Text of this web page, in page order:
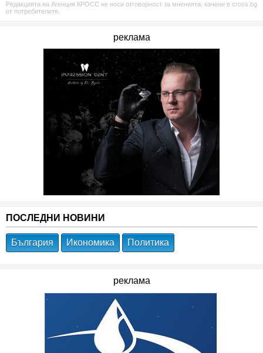
Редакцията на Агенция КРОСС не носи отговорност за мненията, качени в cross.bg
от потребителите.
реклама
ПОСЛЕДНИ НОВИНИ
България Икономика Политика
реклама